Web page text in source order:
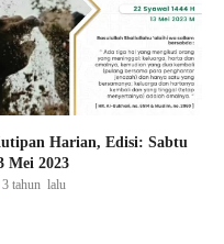
Harian, Edisi: Sabtu
Mei 2023
3 tahun lalu